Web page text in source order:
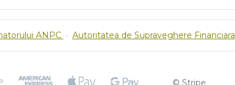
ANPC · Autoritatea de Supraveghere Financiara
© Stripe